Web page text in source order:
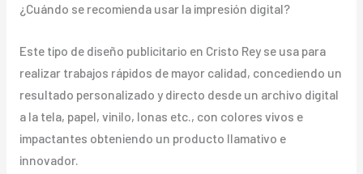
¿Cuándo se recomienda usar la impresión digital?
Este tipo de diseño publicitario en Cristo Rey se usa para
realizar trabajos rápidos de mayor calidad, concediendo un
resultado personalizado y directo desde un archivo digital
a la tela, papel, vinilo, lonas etc., con colores vivos e
impactantes obteniendo un producto llamativo e
innovador.